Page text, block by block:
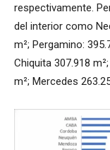
respectivamente.
del interior como
m²; Pergamino:
Chiquita 307.918
m²; Mercedes